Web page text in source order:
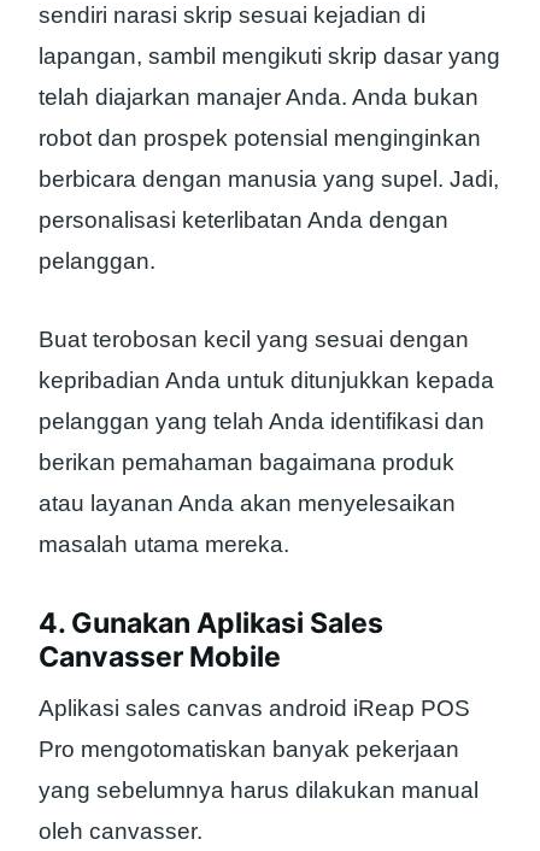
sendiri narasi skrip sesuai kejadian di
lapangan, sambil mengikuti skrip dasar yang
telah diajarkan manajer Anda. Anda bukan
robot dan prospek potensial menginginkan
berbicara dengan manusia yang supel. Jadi,
personalisasi keterlibatan Anda dengan
pelanggan.
Buat terobosan kecil yang sesuai dengan
kepribadian Anda untuk ditunjukkan kepada
pelanggan yang telah Anda identifikasi dan
berikan pemahaman bagaimana produk
atau layanan Anda akan menyelesaikan
masalah utama mereka.
4. Gunakan Aplikasi Sales
Canvasser Mobile
Aplikasi sales canvas android iReap POS
Pro mengotomatiskan banyak pekerjaan
yang sebelumnya harus dilakukan manual
oleh canvasser.